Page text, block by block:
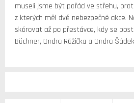
museli jsme být pořád ve střehu,
z kterých měl dvě nebezpečné akce.
skórovat až po přestávce, kdy se
Büchner, Ondra Růžička a Ondra